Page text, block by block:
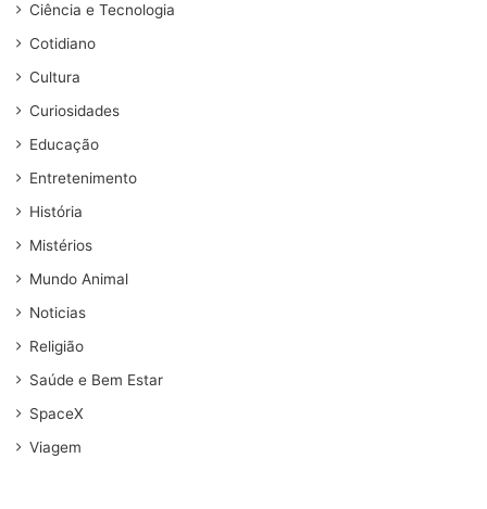
Ciência e Tecnologia
Cotidiano
Cultura
Curiosidades
Educação
Entretenimento
História
Mistérios
Mundo Animal
Noticias
Religião
Saúde e Bem Estar
SpaceX
Viagem